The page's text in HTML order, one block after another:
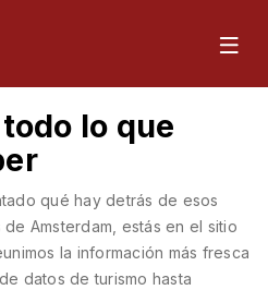
lo que
qué hay detrás de esos
Amsterdam, estás en el sitio
la información más fresca
datos de turismo hasta